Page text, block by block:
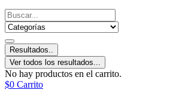
Resultados..
Ver todos los resultados...
No hay productos en el carrito.
$0 Carrito